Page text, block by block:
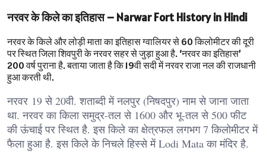
नरवर के किले का इतिहास – Narwar Fort History in Hindi
नरवर के किले और लोड़ी माता का इतिहास ग्वालियर से 60 किलोमीटर की दूरी
पर स्थित जिला शिवपुरी के नरवर सहर से जुड़ा हुआ है. ‘नरवर का इतिहास’
200 वर्ष पुराना है. बताया जाता है कि 19वी सदी में नरवर राजा नल की राजधानी
हुआ करती थी.
नरवर 19 से 20वी. शताब्दी में नलपुर (निषदपुर) नाम से जाना जाता
था. नरवर का किला समुद्र-तल से 1600 और भू-तल से 500 फीट
की ऊंचाई पर स्थित है. इस किले का क्षेत्रफल लगभग 7 किलोमीटर में
फैला हुआ है. इस किले के निचले हिस्से में Lodi Mata का मंदिर है.